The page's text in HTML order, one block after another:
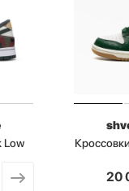
Low
20